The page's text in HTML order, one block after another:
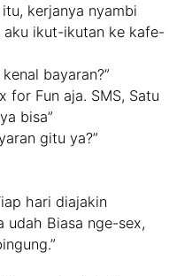
kerjanya nyambi
aku ikut-ikutan ke kafe-
bayaran?”
for Fun aja. SMS, Satu
bisa”
gitu ya?”
hari diajakin
udah Biasa nge-sex,